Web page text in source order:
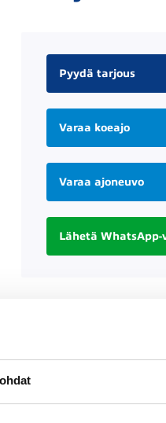
Pyydä tarjous
Varaa koeajo
Varaa ajoneuvo
Lähetä WhatsApp-